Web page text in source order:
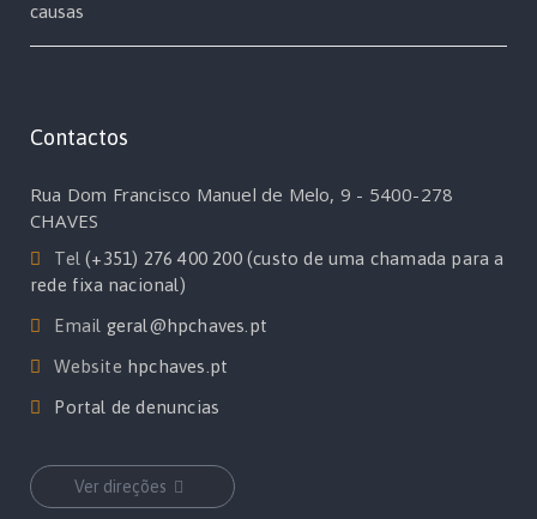
causas
Contactos
Rua Dom Francisco Manuel de Melo, 9 - 5400-278
CHAVES
Tel(+351) 276 400 200 (custo de uma chamada para a
rede fixa nacional)
Email geral@hpchaves.pt
Website hpchaves.pt
Portal de denuncias
Ver direções